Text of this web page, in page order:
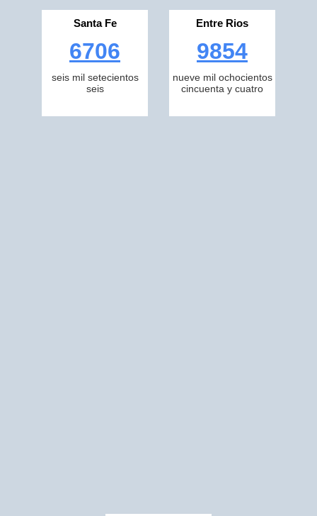
Santa Fe
6706
seis mil setecientos
seis
Entre Rios
9854
nueve mil ochocientos
cincuenta y cuatro